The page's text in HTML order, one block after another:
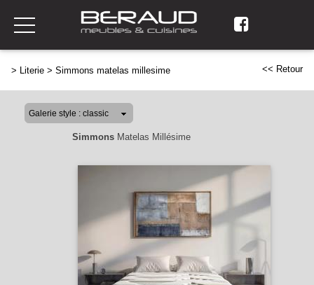
> Literie > Simmons matelas millesime << Retour
SimmonsMatelas Millésime